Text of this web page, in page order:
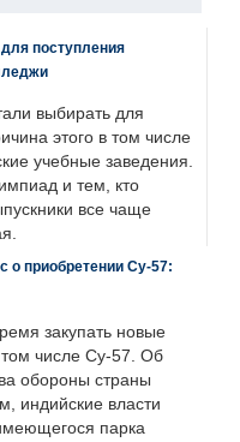
поступления
выбирать для
этого в том числе
учебные заведения.
и тем, кто
все чаще
о приобретении Су-57:
закупать новые
том числе Су-57. Об
обороны страны
индийские власти
парка